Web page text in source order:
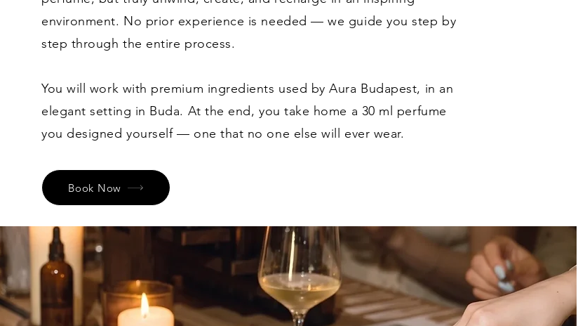
environment. No prior experience is needed — we guide you step by
step through the entire process.
You will work with premium ingredients used by Aura Budapest, in an
elegant setting in Buda. At the end, you take home a 30 ml perfume
you designed yourself — one that no one else will ever wear.
Book Now